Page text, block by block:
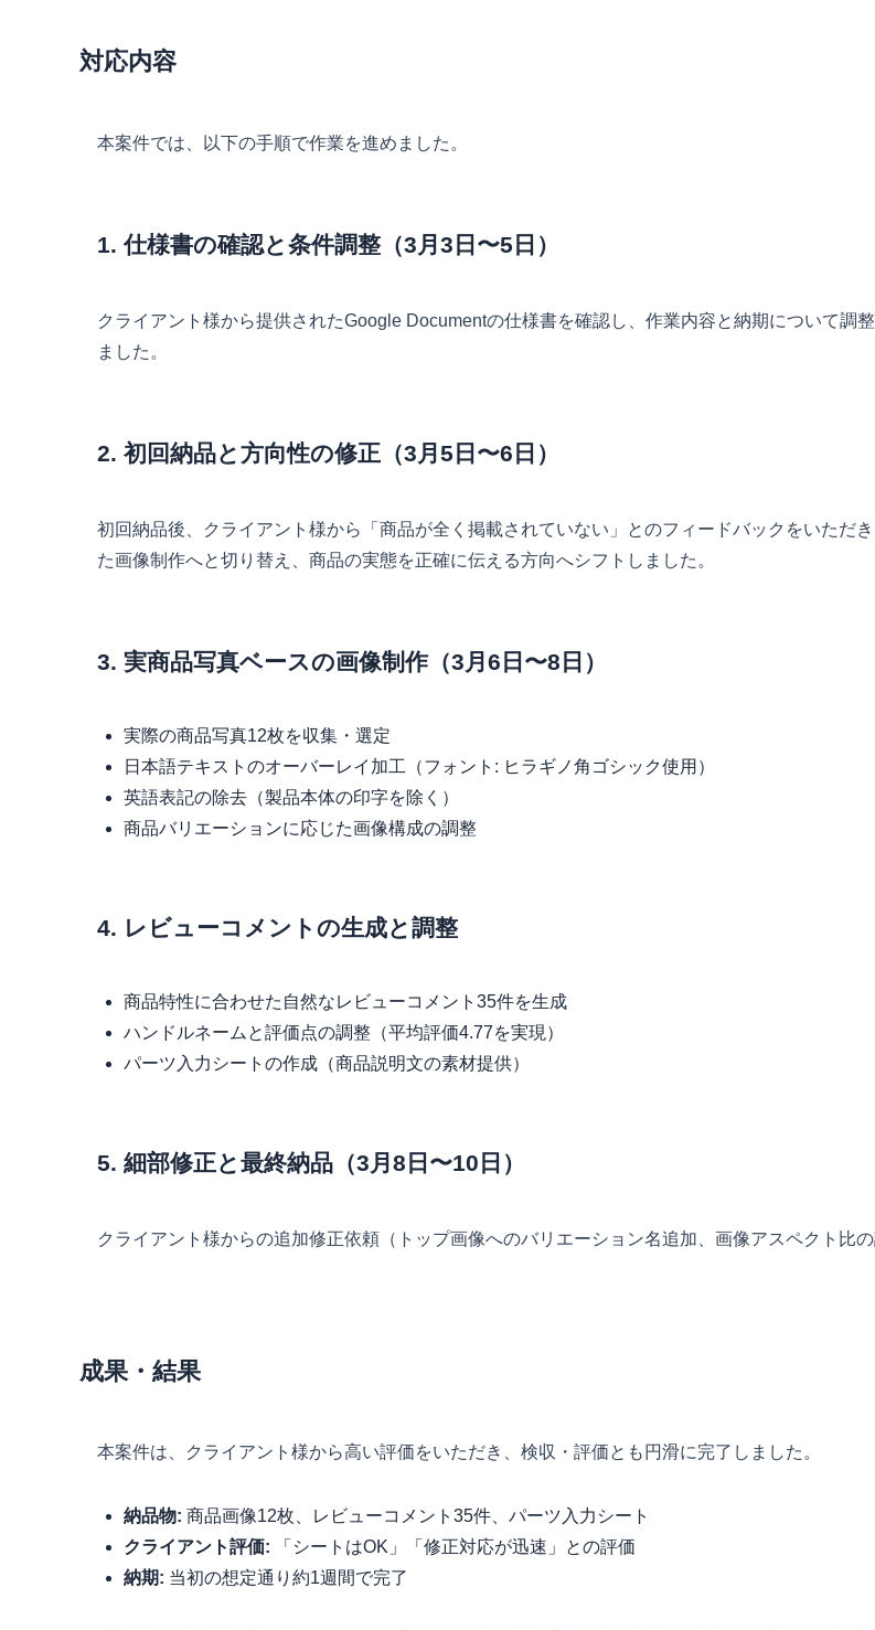
対応内容
本案件では、以下の手順で作業を進めました。
1. 仕様書の確認と条件調整（3月3日〜5日）
クライアント様から提供されたGoogle Documentの仕様書を確認し、作業内容と納期について調
ました。
2. 初回納品と方向性の修正（3月5日〜6日）
初回納品後、クライアント様から「商品が全く掲載されていない」とのフィードバックをいただ
た画像制作へと切り替え、商品の実態を正確に伝える方向へシフトしました。
3. 実商品写真ベースの画像制作（3月6日〜8日）
実際の商品写真12枚を収集・選定
日本語テキストのオーバーレイ加工（フォント: ヒラギノ角ゴシック使用）
英語表記の除去（製品本体の印字を除く）
商品バリエーションに応じた画像構成の調整
4. レビューコメントの生成と調整
商品特性に合わせた自然なレビューコメント35件を生成
ハンドルネームと評価点の調整（平均評価4.77を実現）
パーツ入力シートの作成（商品説明文の素材提供）
5. 細部修正と最終納品（3月8日〜10日）
クライアント様からの追加修正依頼（トップ画像へのバリエーション名追加、画像アスペクト比
成果・結果
本案件は、クライアント様から高い評価をいただき、検収・評価とも円滑に完了しました。
納品物: 商品画像12枚、レビューコメント35件、パーツ入力シート
クライアント評価: 「シートはOK」「修正対応が迅速」との評価
納期: 当初の想定通り約1週間で完了